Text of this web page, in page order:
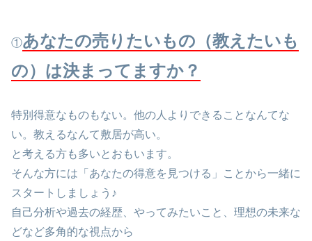
①あなたの売りたいもの（教えたいも
の）は決まってますか？
特別得意なものもない。他の人よりできることなんてな
い。教えるなんて敷居が高い。
と考える方も多いとおもいます。
そんな方には「あなたの得意を見つける」ことから一緒に
スタートしましょう♪
自己分析や過去の経歴、やってみたいこと、理想の未来な
どなど多角的な視点から